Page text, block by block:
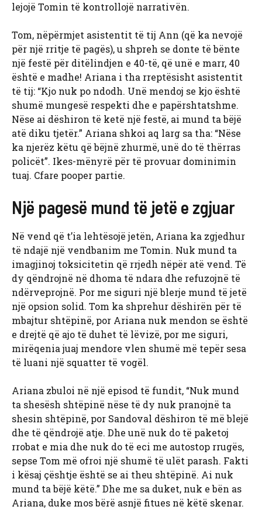
lejojë Tomin të kontrollojë narrativën.
Tom, nëpërmjet asistentit të tij Ann (që ka nevojë
për një rritje të pagës), u shpreh se donte të bënte
një festë për ditëlindjen e 40-të, që unë e marr, 40
është e madhe! Ariana i tha rreptësisht asistentit
të tij: “Kjo nuk po ndodh. Unë mendoj se kjo është
shumë mungesë respekti dhe e papërshtatshme.
Nëse ai dëshiron të ketë një festë, ai mund ta bëjë
atë diku tjetër.” Ariana shkoi aq larg sa tha: “Nëse
ka njerëz këtu që bëjnë zhurmë, unë do të thërras
policët”. Ikes-mënyrë për të provuar dominimin
tuaj. Cfare pooper partie.
Një pagesë mund të jetë e zgjuar
Në vend që t’ia lehtësojë jetën, Ariana ka zgjedhur
të ndajë një vendbanim me Tomin. Nuk mund ta
imagjinoj toksicitetin që rrjedh nëpër atë vend. Të
dy qëndrojnë në dhoma të ndara dhe refuzojnë të
ndërveprojnë. Por me siguri një blerje mund të jetë
një opsion solid. Tom ka shprehur dëshirën për të
mbajtur shtëpinë, por Ariana nuk mendon se është
e drejtë që ajo të duhet të lëvizë, por me siguri,
mirëqenia juaj mendore vlen shumë më tepër sesa
të luani një squatter të vogël.
Ariana zbuloi në një episod të fundit, “Nuk mund
ta shesësh shtëpinë nëse të dy nuk pranojnë ta
shesin shtëpinë, por Sandoval dëshiron të më blejë
dhe të qëndrojë atje. Dhe unë nuk do të paketoj
rrobat e mia dhe nuk do të eci me autostop rrugës,
sepse Tom më ofroi një shumë të ulët parash. Fakti
i kësaj çështje është se ai theu shtëpinë. Ai nuk
mund ta bëjë këtë.” Dhe me sa duket, nuk e bën as
Ariana, duke mos bërë asnjë fitues në këtë skenar.